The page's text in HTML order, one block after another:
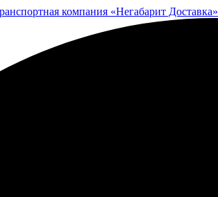
компания «Негабарит Доставка»